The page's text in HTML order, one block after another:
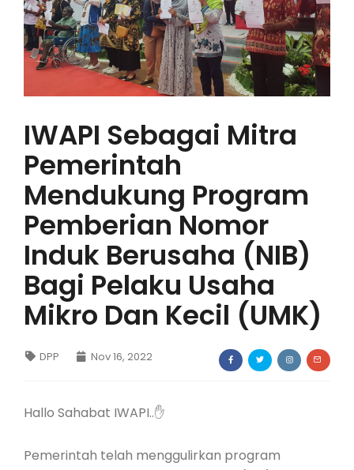
IWAPI Sebagai Mitra
Pemerintah
Mendukung Program
Pemberian Nomor
Induk Berusaha (NIB)
Bagi Pelaku Usaha
Mikro Dan Kecil (UMK)
DPP Nov 16, 2022
Hallo Sahabat IWAPI..✋
Pemerintah telah menggulirkan program